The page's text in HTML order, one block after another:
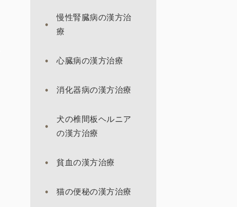
慢性腎臓病の漢方治
療
心臓病の漢方治療
消化器病の漢方治療
犬の椎間板ヘルニア
の漢方治療
貧血の漢方治療
猫の便秘の漢方治療